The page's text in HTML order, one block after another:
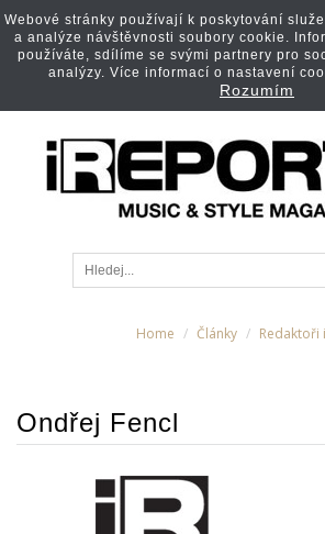
Home Články Redaktoři
Ondřej Fencl
Webové stránky používají k poskytování
a analýze návštěvnosti soubory cookie.
používáte, sdílíme se svými partnery pro
analýzy. Více informací o nastavení
Rozumím